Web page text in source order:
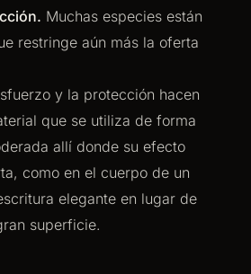
Muchas especies están
restringe aún más la oferta
y la protección hacen
que se utiliza de forma
allí donde su efecto
como en el cuerpo de un
elegante en lugar de
superficie.